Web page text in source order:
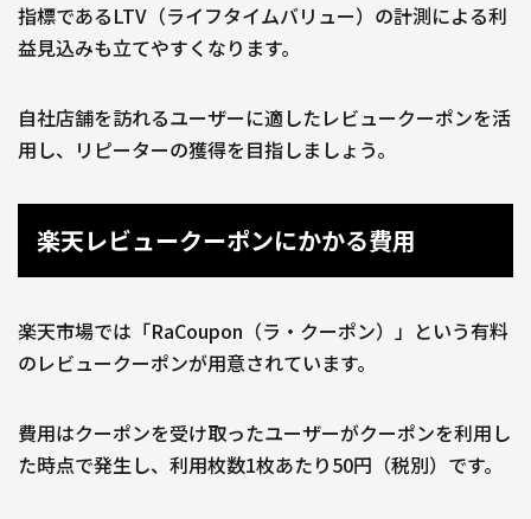
指標であるLTV（ライフタイムバリュー）の計測による利
益見込みも立てやすくなります。
自社店舗を訪れるユーザーに適したレビュークーポンを活
用し、リピーターの獲得を目指しましょう。
楽天レビュークーポンにかかる費用
楽天市場では「RaCoupon（ラ・クーポン）」という有料
のレビュークーポンが用意されています。
費用はクーポンを受け取ったユーザーがクーポンを利用し
た時点で発生し、利用枚数1枚あたり50円（税別）です。